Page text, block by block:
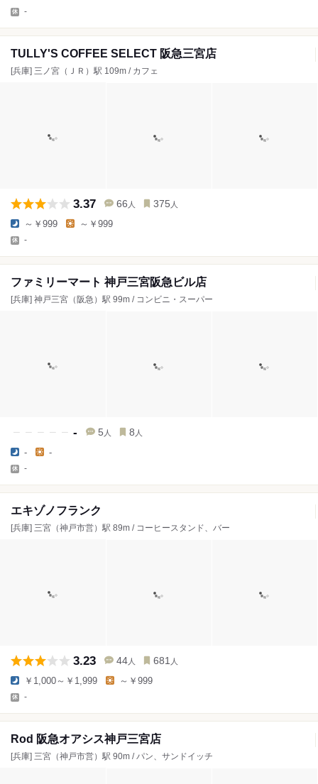
-
TULLY'S COFFEE SELECT 阪急三宮店
[兵庫] 三ノ宮（ＪＲ）駅 109m / カフェ
3.37 66 人 375 人
～￥999 ～￥999
-
ファミリーマート 神戸三宮阪急ビル店
[兵庫] 神戸三宮（阪急）駅 99m / コンビニ・スーパー
- 5 人 8 人
- -
-
エキゾノフランク
[兵庫] 三宮（神戸市営）駅 89m / コーヒースタンド、バー
3.23 44 人 681 人
￥1,000～￥1,999 ～￥999
-
Rod 阪急オアシス神戸三宮店
[兵庫] 三宮（神戸市営）駅 90m / パン、サンドイッチ